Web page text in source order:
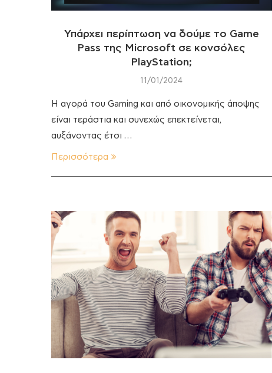
Υπάρχει περίπτωση να δούμε το Game
Pass της Microsoft σε κονσόλες
PlayStation;
11/01/2024
Η αγορά του Gaming και από οικονομικής άποψης
είναι τεράστια και συνεχώς επεκτείνεται,
αυξάνοντας έτσι …
Περισσότερα